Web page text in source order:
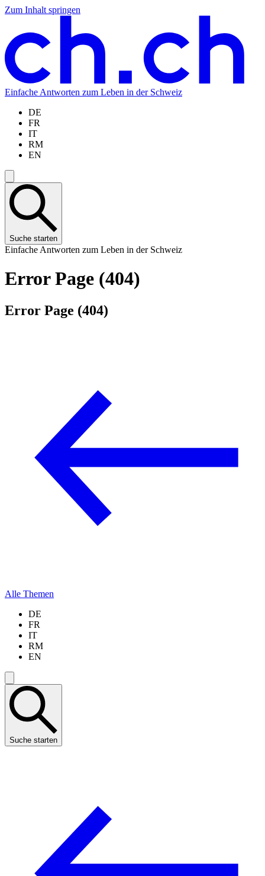
Zum Inhalt springen
Zum
springen
Zur
springen
Zur
springen
Zur
springen
Einfache Antworten zum Leben in der Schweiz
DE
FR
IT
RM
EN
Suche starten
Einfache Antworten zum Leben in der Schweiz
Error Page (404)
Error Page (404)
Alle Themen
DE
FR
IT
RM
EN
Suche starten